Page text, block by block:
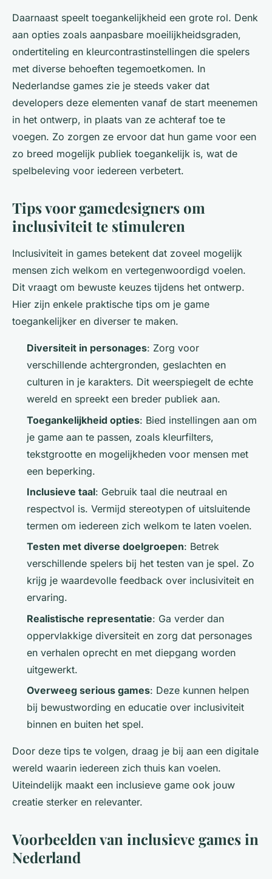
Daarnaast speelt toegankelijkheid een grote rol. Denk
aan opties zoals aanpasbare moeilijkheidsgraden,
ondertiteling en kleurcontrastinstellingen die spelers
met diverse behoeften tegemoetkomen. In
Nederlandse games zie je steeds vaker dat
developers deze elementen vanaf de start meenemen
in het ontwerp, in plaats van ze achteraf toe te
voegen. Zo zorgen ze ervoor dat hun game voor een
zo breed mogelijk publiek toegankelijk is, wat de
spelbeleving voor iedereen verbetert.
Tips voor gamedesigners om
inclusiviteit te stimuleren
Inclusiviteit in games betekent dat zoveel mogelijk
mensen zich welkom en vertegenwoordigd voelen.
Dit vraagt om bewuste keuzes tijdens het ontwerp.
Hier zijn enkele praktische tips om je game
toegankelijker en diverser te maken.
Diversiteit in personages: Zorg voor
verschillende achtergronden, geslachten en
culturen in je karakters. Dit weerspiegelt de echte
wereld en spreekt een breder publiek aan.
Toegankelijkheid opties: Bied instellingen aan om
je game aan te passen, zoals kleurfilters,
tekstgrootte en mogelijkheden voor mensen met
een beperking.
Inclusieve taal: Gebruik taal die neutraal en
respectvol is. Vermijd stereotypen of uitsluitende
termen om iedereen zich welkom te laten voelen.
Testen met diverse doelgroepen: Betrek
verschillende spelers bij het testen van je spel. Zo
krijg je waardevolle feedback over inclusiviteit en
ervaring.
Realistische representatie: Ga verder dan
oppervlakkige diversiteit en zorg dat personages
en verhalen oprecht en met diepgang worden
uitgewerkt.
Overweeg serious games: Deze kunnen helpen
bij bewustwording en educatie over inclusiviteit
binnen en buiten het spel.
Door deze tips te volgen, draag je bij aan een digitale
wereld waarin iedereen zich thuis kan voelen.
Uiteindelijk maakt een inclusieve game ook jouw
creatie sterker en relevanter.
Voorbeelden van inclusieve games in
Nederland